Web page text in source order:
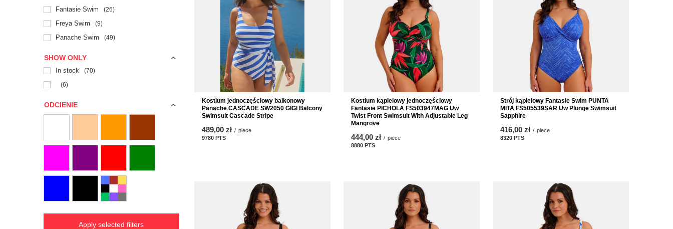
Fantasie Swim 26
Freya Swim 9
Panache Swim 49
SHOW ONLY
In stock
70
6
ODCIENIE
Apply selected filters
Kostium jednoczęściowy balkonowy
Panache CASCADE SW2050 GIGI Balcony
Swimsuit Cascade Stripe
489,00 zł / piece
9780 PTS
Kostium kąpielowy jednoczęściowy
Fantasie PICHOLA FS503947MAG Uw
Twist Front Swimsuit With Adjustable Leg
Mangrove
444,00 zł / piece
8880 PTS
Strój kąpielowy Fantasie Swim PUNTA
MITA FS505539SAR Uw Plunge Swimsuit
Sapphire
416,00 zł / piece
8320 PTS